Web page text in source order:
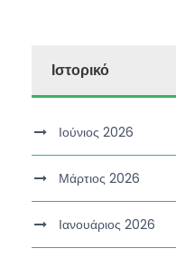
Ιστορικό
Ιούνιος 2026
Μάρτιος 2026
Ιανουάριος 2026